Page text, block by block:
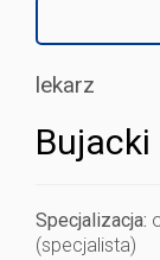
lekarz
Bujacki
Specjalizacja:
(specjalista)